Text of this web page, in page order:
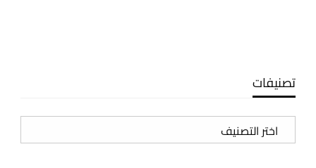
تصنيفات
تصنيفات